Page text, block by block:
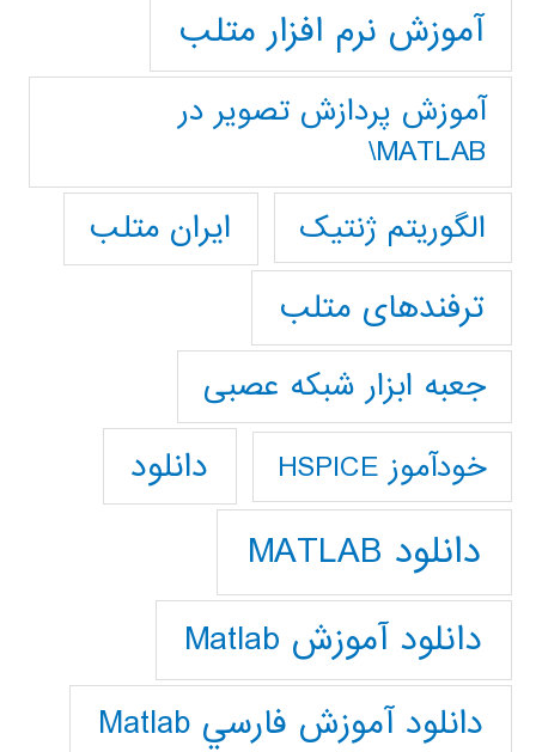
آموزش نرم افزار متلب
آموزش پردازش تصوير در
MATLAB\
الگوریتم ژنتیک
ایران متلب
ترفندهای متلب
جعبه ابزار شبکه عصبی
خودآموز HSPICE دانلود
دانلود MATLAB
دانلود آموزش Matlab
دانلود آموزش فارسي Matlab